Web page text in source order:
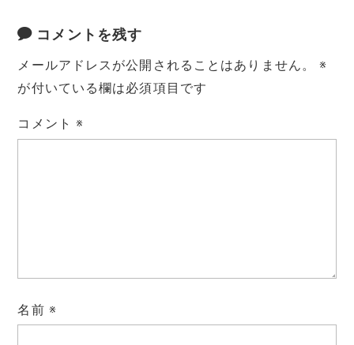
コメントを残す
メールアドレスが公開されることはありません。
※
が付いている欄は必須項目です
コメント※
名前 ※